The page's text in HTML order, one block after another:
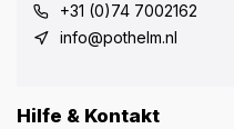
+31 (0)74 7002162
info@pothelm.nl
Hilfe & Kontakt